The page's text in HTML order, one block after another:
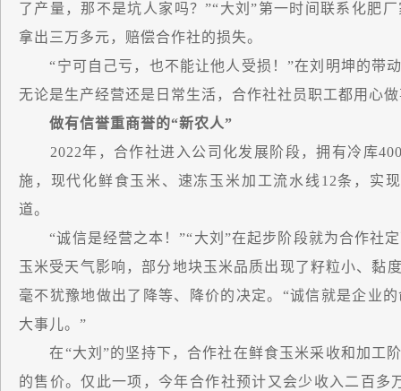
了产量，那不是坑人家吗？”“大刘”第一时间联系化肥
拿出三万多元，赔偿合作社的损失。
“宁可自己亏，也不能让他人受损！”在刘明坤的带
无论是生产经营还是日常生活，合作社社员职工都用心
做有信誉重商誉的“新农人”
2022年，合作社进入公司化发展阶段，拥有冷库
施，现代化鲜食玉米、速冻玉米加工流水线12条，实
道。
“诚信是经营之本！”“大刘”在起步阶段就为合作社
玉米受天气影响，部分地块玉米品质出现了籽粒小、黏
毫不犹豫地做出了降等、降价的决定。“诚信就是企业
大事儿。”
在“大刘”的坚持下，合作社在鲜食玉米采收和加工
的售价。仅此一项，今年合作社预计又会少收入二百多